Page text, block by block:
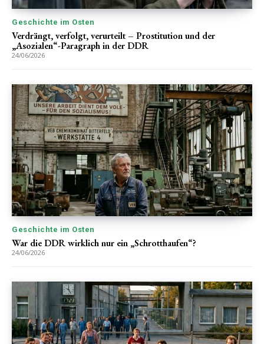
Geschichte im Osten
Verdrängt, verfolgt, verurteilt – Prostitution und der
„Asozialen“-Paragraph in der DDR
24/06/2026
Geschichte im Osten
War die DDR wirklich nur ein „Schrotthaufen“?
24/06/2026